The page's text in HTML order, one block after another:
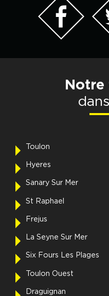
Toulon
Hyeres
Sanary Sur Mer
St Raphael
Frejus
La Seyne Sur Mer
Six Fours Les Plages
Toulon Ouest
Draguignan